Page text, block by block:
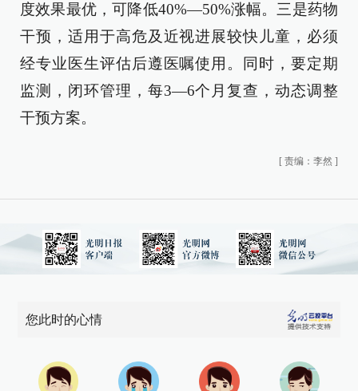
度效果最优，可降低40%—50%涨幅。三是药物
干预，适用于高危及近视进展较快儿童，必须
经专业医生评估后遵医嘱使用。同时，要定期
监测，闭环管理，每3—6个月复查，动态调整
干预方案。
[ 责编：李然 ]
您此时的心情